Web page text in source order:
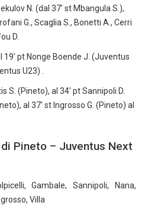
N. (dal 37′ st Mbangula S.),
G., Scaglia S., Bonetti A., Cerri
D.
19′ pt Nonge Boende J. (Juventus
U23) .
S. (Pineto), al 34′ pt Sannipoli D.
al 37′ st Ingrosso G. (Pineto) al
Pineto – Juventus Next
Gambale, Sannipoli, Nana,
Villa